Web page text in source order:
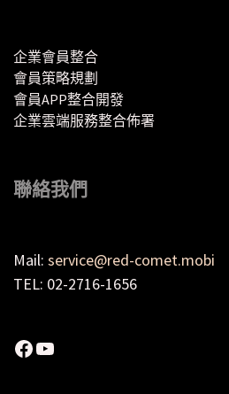
企業會員整合
會員策略規劃
會員APP整合開發
企業雲端服務整合佈署
聯絡我們
Mail: service@red-comet.mobi
TEL: 02-2716-1656
Facebook
YouTube